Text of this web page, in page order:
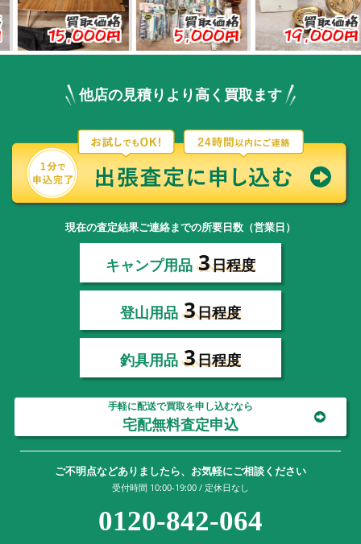
買取価格
15,000円
買取価格
5,000円
買取価格
19,000円
他店の見積りより高く買取ます
現在の査定結果ご連絡までの所要日数（営業日）
キャンプ用品 3日程度
登山用品 3日程度
釣具用品 3日程度
手軽に配送で買取を申し込むなら
宅配無料査定申込
ご不明点などありましたら、お気軽にご相談ください
受付時間 10:00-19:00 / 定休日なし
0120-842-064